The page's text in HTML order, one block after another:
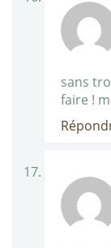
sans
faire !